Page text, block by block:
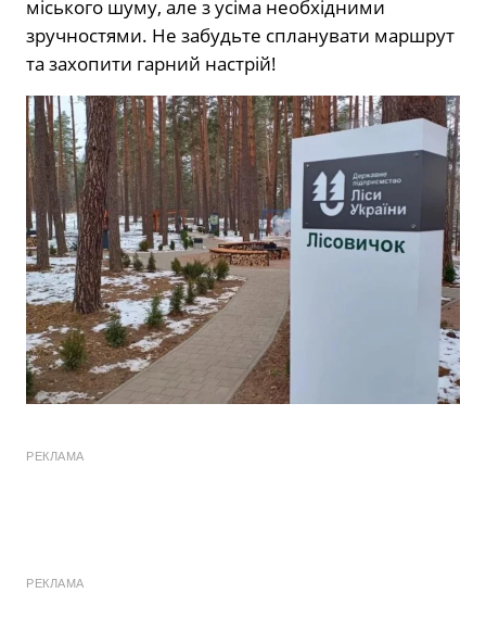
міського шуму, але з усіма необхідними
зручностями. Не забудьте спланувати маршрут
та захопити гарний настрій!
РЕКЛАМА
РЕКЛАМА